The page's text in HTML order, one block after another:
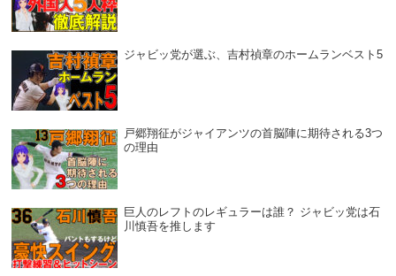
ジャビッ党が選ぶ、吉村禎章のホームランベスト5
戸郷翔征がジャイアンツの首脳陣に期待される3つ
の理由
巨人のレフトのレギュラーは誰？ ジャビッ党は石
川慎吾を推します